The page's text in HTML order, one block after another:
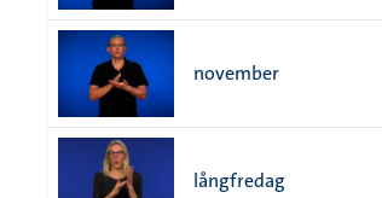
november
långfredag